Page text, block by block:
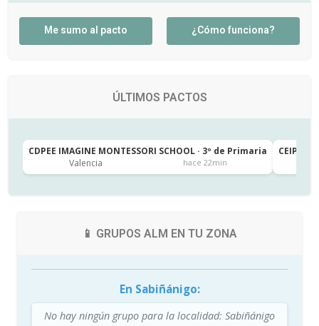
Me sumo al pacto ¿Cómo funciona?
ÚLTIMOS PACTOS
CDPEE IMAGINE MONTESSORI SCHOOL · 3º de Primaria
Valencia
hace 22min
CEIP
📱 GRUPOS ALM EN TU ZONA
En Sabiñánigo:
No hay ningún grupo para la localidad: Sabiñánigo